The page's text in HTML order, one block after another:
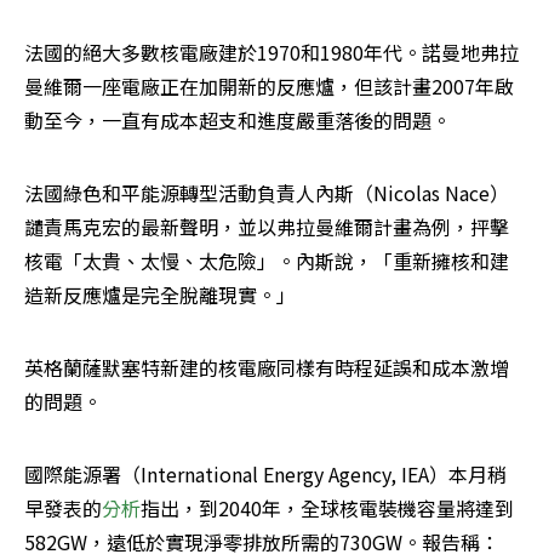
法國的絕大多數核電廠建於1970和1980年代。諾曼地弗拉
曼維爾一座電廠正在加開新的反應爐，但該計畫2007年啟
動至今，一直有成本超支和進度嚴重落後的問題。
法國綠色和平能源轉型活動負責人內斯（Nicolas Nace）
譴責馬克宏的最新聲明，並以弗拉曼維爾計畫為例，抨擊
核電「太貴、太慢、太危險」。內斯說，「重新擁核和建
造新反應爐是完全脫離現實。」
英格蘭薩默塞特新建的核電廠同樣有時程延誤和成本激增
的問題。
國際能源署（International Energy Agency, IEA）本月稍
早發表的分析指出，到2040年，全球核電裝機容量將達到
582GW，遠低於實現淨零排放所需的730GW。報告稱：